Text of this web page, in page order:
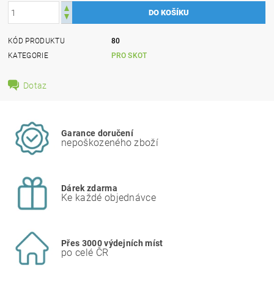
KÓD PRODUKTU
80
KATEGORIE
PRO SKOT
Dotaz
Garance doručení
nepoškozeného zboží
Dárek zdarma
Ke každé objednávce
Přes 3000 výdejních míst
po celé ČR